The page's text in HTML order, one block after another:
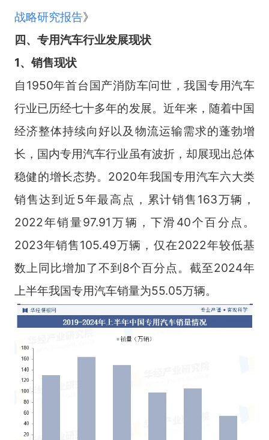
战略研究报告》
四、 专用汽车行业发展现状
1、销售现状
自1950年首台国产消防车问世，我国专用汽车
行业已历经七十多年的发展。近年来，随着中国
经济整体持续向好以及物流运输需求的蓬勃增
长，国内专用汽车行业虽有波折，却展现出总体
稳健的增长态势。2020年我国专用汽车六大类
销售达到近5年最高点，累计销售163万辆，
2022年销量97.91万辆，下滑40个百分点。
2023年销售105.49万辆，仅在2022年较低基
数上同比增加了不到8个百分点。截至2024年
上半年我国专用汽车销量为55.05万辆。